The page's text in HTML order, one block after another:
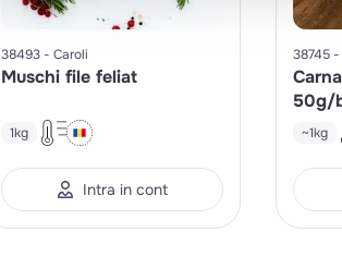
38493 Caroli
Muschi file feliat
1kg
Intra in cont
38745
50g/
~1kg